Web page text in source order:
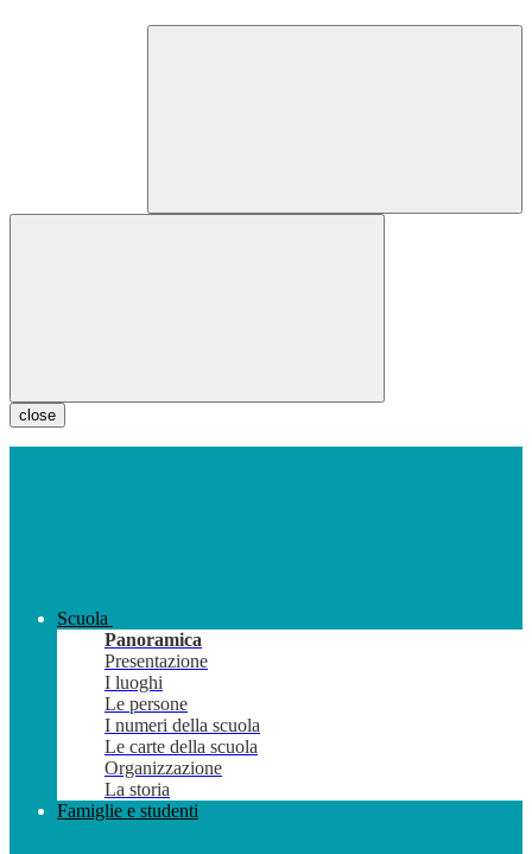
close
Scuola
Panoramica
Presentazione
I luoghi
Le persone
I numeri della scuola
Le carte della scuola
Organizzazione
La storia
Famiglie e studenti